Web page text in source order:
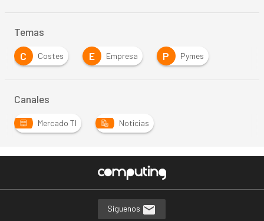
Temas
C
Costes E Empresa P Pymes
Canales
Mercado TI Noticias
Síguenos